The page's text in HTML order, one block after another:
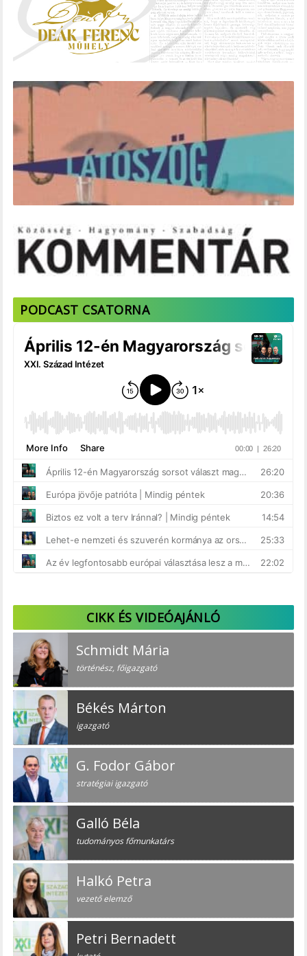
PODCAST CSATORNA
CIKK ÉS VIDEÓAJÁNLÓ
Schmidt Mária
történész, főigazgató
Békés Márton
igazgató
G. Fodor Gábor
stratégiai igazgató
Galló Béla
tudományos főmunkatárs
Halkó Petra
vezető elemző
Petri Bernadett